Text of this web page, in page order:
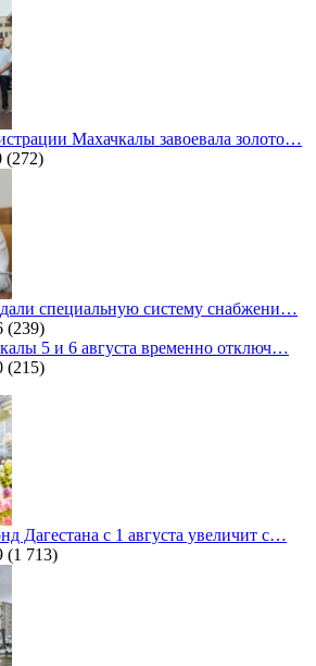
Махачкалы завоевала золото…
(272)
специальную систему снабжени…
(239)
5 и 6 августа временно отключ…
(215)
Дагестана с 1 августа увеличит с…
(1 713)